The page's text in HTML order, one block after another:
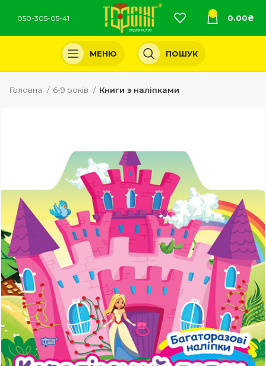
050-305-05-41
0 0.00₴
МЕНЮ ПОШУК
Головна 6-9 років Книги з наліпками